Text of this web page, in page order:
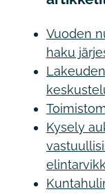
Vuoden
haku
Kysely